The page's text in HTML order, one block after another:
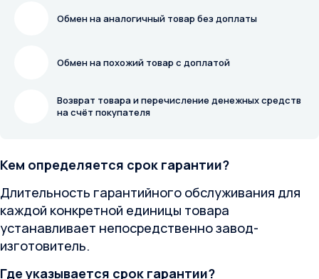
Обмен на аналогичный товар без доплаты
Обмен на похожий товар с доплатой
Возврат товара и перечисление денежных средств
на счёт покупателя
Кем определяется срок гарантии?
Длительность гарантийного обслуживания для
каждой конкретной единицы товара
устанавливает непосредственно завод-
изготовитель.
Где указывается срок гарантии?